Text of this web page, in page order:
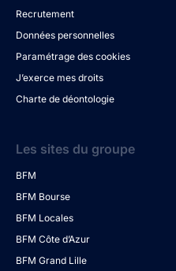
Recrutement
Données personnelles
Paramétrage des cookies
J’exerce mes droits
Charte de déontologie
Les sites du groupe
BFM
BFM Bourse
BFM Locales
BFM Côte d’Azur
BFM Grand Lille